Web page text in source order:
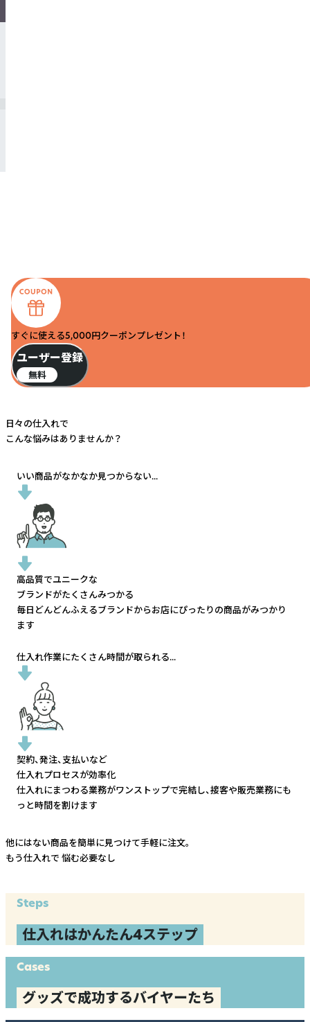
すぐに使える5,000円クーポンプレゼント！
ユーザー登録
無料
日々の仕入れで
こんな悩みはありませんか？
いい商品がなかなか見つからない...
高品質でユニークな
ブランドがたくさんみつかる
毎日どんどんふえるブランドからお店にぴったりの商品がみつかり
ます
仕入れ作業にたくさん時間が取られる...
契約、発注、支払いなど
仕入れプロセスが効率化
仕入れにまつわる業務がワンストップで完結し、接客や販売業務にも
っと時間を割けます
他にはない商品を簡単に見つけて手軽に注文。
もう仕入れで 悩む必要なし
Steps
仕入れはかんたん4ステップ
Cases
グッズで成功するバイヤーたち